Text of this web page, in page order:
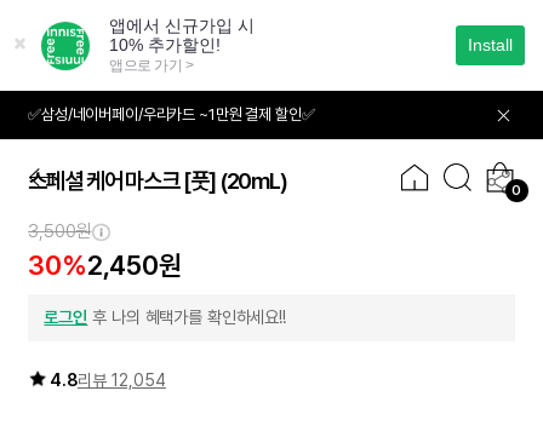
가
✅삼성/네이버페이/우리카드 ~1만원 결제 할인✅
0
01 04
스페셜 케어 마스크 [풋] (20mL)
3,500원
30%2,450원
로그인 후 나의 혜택가를 확인하세요!!
4.8리뷰 12,054